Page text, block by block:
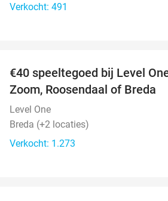
Verkocht: 491
€40 speeltegoed bij Level
Zoom, Roosendaal of Breda
Level One
Breda (+2 locaties)
Verkocht: 1.273